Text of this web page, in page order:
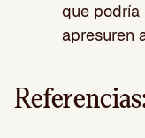
que podría
apresuren